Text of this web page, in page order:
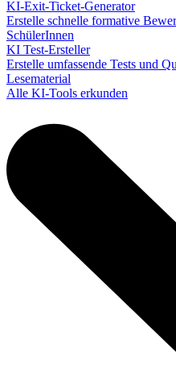
KI-Exit-Ticket-Generator
Erstelle schnelle formative
SchülerInnen
KI Test-Ersteller
Erstelle umfassende Tests und
Lesematerial
Alle KI-Tools erkunden